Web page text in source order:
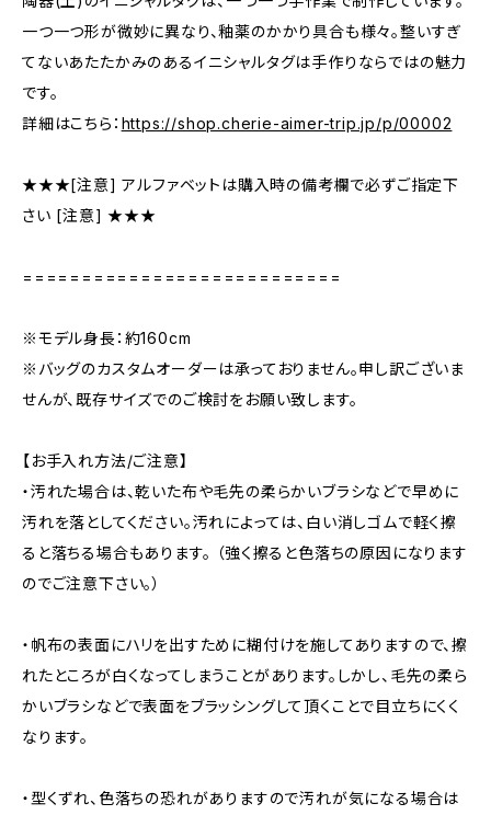
一つ一つ形が微妙に異なり、釉薬のかかり具合も様々。整いすぎ
てないあたたかみのあるイニシャルタグは手作りならではの魅力
です。
詳細はこちら： https://shop.cherie-aimer-trip.jp/p/00002
★★★[注意] アルファベットは購入時の備考欄で必ずご指定下
さい [注意] ★★★
===========================
※モデル身長：約160cm
※バッグのカスタムオーダーは承っておりません。申し訳ございま
せんが、既存サイズでのご検討をお願い致します。
【お手入れ方法/ご注意】
・汚れた場合は、乾いた布や毛先の柔らかいブラシなどで早めに
汚れを落としてください。汚れによっては、白い消しゴムで軽く擦
ると落ちる場合もあります。 （強く擦ると色落ちの原因になります
のでご注意下さい。）
・帆布の表面にハリを出すために糊付けを施してありますので、擦
れたところが白くなってしまうことがあります。しかし、毛先の柔ら
かいブラシなどで表面をブラッシングして頂くことで目立ちにくく
なります。
・型くずれ、色落ちの恐れがありますので汚れが気になる場合は